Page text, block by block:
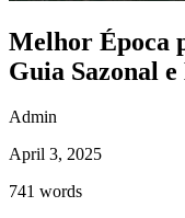
Melhor Época
Guia Sazonal e
Admin
April 3, 2025
741 words